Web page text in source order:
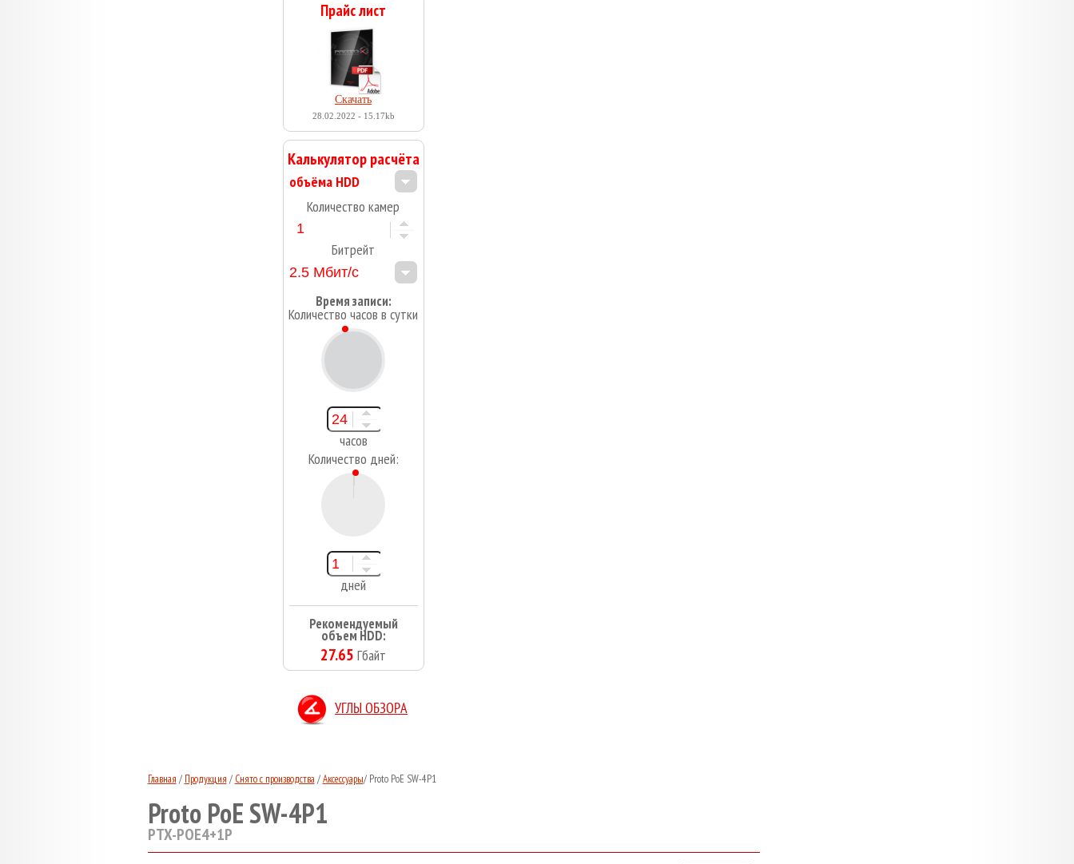
Прайс лист
Скачать
28.02.2022 - 15.17kb
Калькулятор расчёта
Количество камер
Битрейт
Время записи:
Количество часов в сутки
часов
Количество дней:
дней
Рекомендуемый
объем HDD:
27.65 Гбайт
УГЛЫ ОБЗОРА
Главная / Продукция / Снято с производства /Аксессуары/ Proto PoE SW-4P1
Proto PoE SW-4P1
PTX-POE4+1P